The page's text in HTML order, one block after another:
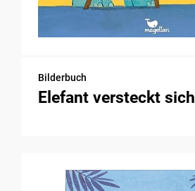
Bilderbuch
Elefant versteckt sich